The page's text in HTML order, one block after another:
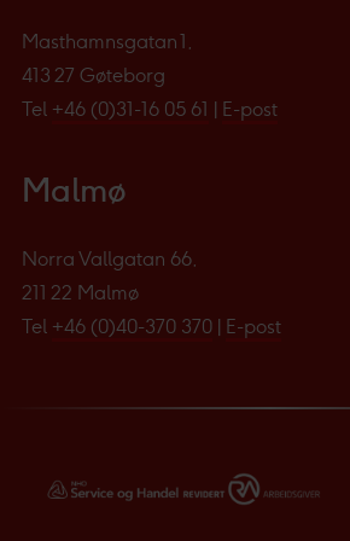
Masthamnsgatan 1,
413 27 Gøteborg
Tel +46 (0)31-16 05 61 | E-post
Malmø
Norra Vallgatan 66,
211 22 Malmø
Tel +46 (0)40-370 370 | E-post